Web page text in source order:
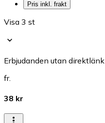
Pris inkl. frakt
Visa 3 st
Erbjudanden utan direktlänk
fr.
38 kr